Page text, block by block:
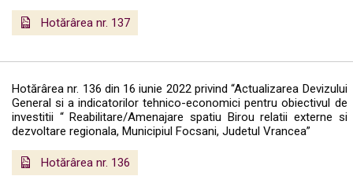
Hotărârea nr. 137
Hotărârea nr. 136 din 16 iunie 2022 privind “Actualizarea Devizului
General si a indicatorilor tehnico-economici pentru obiectivul de
investitii “ Reabilitare/Amenajare spatiu Birou relatii externe si
dezvoltare regionala, Municipiul Focsani, Judetul Vrancea”
Hotărârea nr. 136